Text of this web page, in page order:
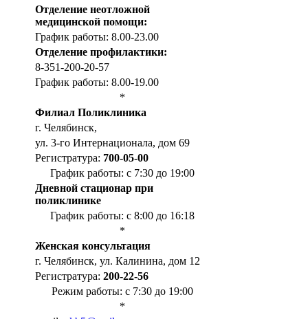
Отделение неотложной
медицинской помощи:
График работы: 8.00-23.00
Отделение профилактики:
8-351-200-20-57
График работы: 8.00-19.00
*
Филиал Поликлиника
г. Челябинск,
ул. 3-го Интернационала, дом 69
Регистратура: 700-05-00
График работы: с 7:30 до 19:00
Дневной стационар при
поликлинике
График работы: с 8:00 до 16:18
*
Женская консультация
г. Челябинск, ул. Калинина, дом 12
Регистратура: 200-22-56
Режим работы: с 7:30 до 19:00
*